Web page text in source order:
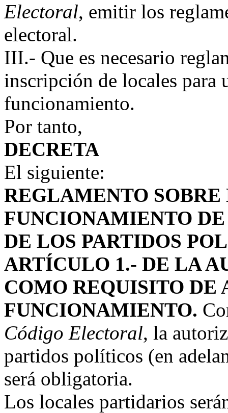
Electoral, emitir los
electoral.
III.- Que es necesario
inscripción de locales para
funcionamiento.
Por tanto,
DECRETA
El siguiente:
REGLAMENTO
FUNCIONAMIENTO
DE LOS PARTIDOS
ARTÍCULO 1.- DE LA
COMO REQUISITO DE
FUNCIONAMIENTO.
Código Electoral, la
partidos políticos (en
será obligatoria.
Los locales partidarios